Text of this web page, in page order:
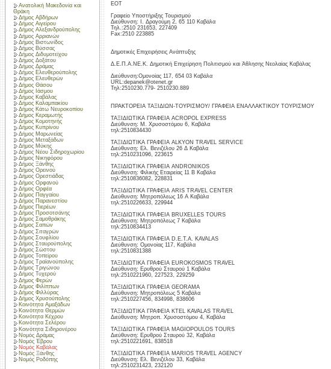
Ανατολική Μακεδονία και
Θράκη
Δήμος Αβδήρων
Δήμος Αιγείρου
Δήμος Αλεξανδρούπολης
Δήμος Αρριανών
Δήμος Βιστωνίδος
Δήμος Βύσσας
Δήμος Διδυμοτείχου
Δήμος Δοξάτου
Δήμος Δράμας
Δήμος Ελευθερούπολης
Δήμος Ελευθερών
Δήμος Θάσου
Δήμος Ιάσμου
Δήμος Καβάλας
Δήμος Καλαμπακίου
Δήμος Κάτω Νευροκοπίου
Δήμος Κεραμωτής
Δήμος Κομοτηνής
Δήμος Κυπρίνου
Δήμος Μαρωνείας
Δήμος Μεταξάδων
Δήμος Μύκης
Δήμος Νέου Σιδηροχωρίου
Δήμος Νικηφόρου
Δήμος Ξάνθης
Δήμος Ορεινού
Δήμος Ορεστιάδας
Δήμος Ορφανού
Δήμος Ορφέα
Δήμος Παγγαίου
Δήμος Παρανεστίου
Δήμος Πιερέων
Δήμος Προσοτσάνης
Δήμος Σαμοθράκης
Δήμος Σαπών
Δήμος Σιταγρών
Δήμος Σουφλίου
Δήμος Σταυρούπολης
Δήμος Σώστου
Δήμος Τοπείρου
Δήμος Τραϊανούπολης
Δήμος Τριγώνου
Δήμος Τυχερού
Δήμος Φερών
Δήμος Φιλίππων
Δήμος Φιλλύρας
Δήμος Χρυσούπολης
Κοινότητα Αμαξάδων
Κοινότητα Θερμών
Κοινότητα Κέχρου
Κοινότητα Σελέρου
Κοινότητα Σιδηρονέρου
Νομός Δράμας
Νομός Έβρου
Νομός Καβάλας
Νομός Ξάνθης
Νομός Ροδόπης
ΕΟΤ
Γραφείο Υποστήριξης Τουρισμού
Διεύθυνση: Ι. Δραγούμη 2, 65 110 Καβάλα
Τηλ.:2510 231653, 227409
Fax:2510 223885
Δημοτικές Επιχειρήσεις Ανάπτυξης
Δ.Ε.Π.Α.ΝΕ.Κ. Δημοτική Επιχείρηση Πολιτισμού και Άθλησης Νεολαίας Καβάλας
Διεύθυνση:Ομονοίας 117, 654 03 Καβάλα
URL:depanek@otenet.gr
Τηλ:2510230.779- 2510230.889
ΠΡΑΚΤΟΡΕΙΑ ΤΑΞΙΔΙΩΝ-ΤΟΥΡΙΣΜΟΥ/ ΓΡΑΦΕΙΑ ΕΝΑΛΛΑΚΤΙΚΟΥ ΤΟΥΡΙΣΜΟΥ
ΤΑΞΙΔΙΩΤΙΚΑ ΓΡΑΦΕΙΑ ACROPOL EXPRESS
Διεύθυνση: Μ. Χρυσοστόμου 6, Καβάλα
τηλ:2510834430
ΤΑΞΙΔΙΩΤΙΚΑ ΓΡΑΦΕΙΑ ALKYON TRAVEL SERVICE
Διεύθυνση: Ελ. Βενιζέλου 26 Δ Καβάλα
τηλ:2510231096, 223615
ΤΑΞΙΔΙΩΤΙΚΑ ΓΡΑΦΕΙΑ ANDRONIKOS
Διεύθυνση: Φιλικής Εταιρείας 11 Β Καβάλα
τηλ:2510836082, 228831
ΤΑΞΙΔΙΩΤΙΚΑ ΓΡΑΦΕΙΑ ARIS TRAVEL CENTER
Διεύθυνση: Μητροπόλεως 16 A Καβάλα
τηλ:2510226633, 229944
ΤΑΞΙΔΙΩΤΙΚΑ ΓΡΑΦΕΙΑ BRUXELLES TOURS
Διεύθυνση: Μητροπόλεως 7 Καβάλα
τηλ:2510834413
ΤΑΞΙΔΙΩΤΙΚΑ ΓΡΑΦΕΙΑ D.E.T.A. KAVALAS
Διεύθυνση: Ομονοίας 117, Καβάλα
τηλ:2510831388
ΤΑΞΙΔΙΩΤΙΚΑ ΓΡΑΦΕΙΑ EUROKOSMOS TRAVEL
Διεύθυνση: Ερυθρού Σταυρού 1 Καβάλα
τηλ:2510221960, 227523, 229259
ΤΑΞΙΔΙΩΤΙΚΑ ΓΡΑΦΕΙΑ GEORAMA
Διεύθυνση: Μητροπόλεως 5 Καβάλα
τηλ:2510227456, 834998, 838606
ΤΑΞΙΔΙΩΤΙΚΑ ΓΡΑΦΕΙΑ KTEL KAVALAS TRAVEL
Διεύθυνση: Μητροπ. Χρυσοστόμου 4, Καβάλα
ΤΑΞΙΔΙΩΤΙΚΑ ΓΡΑΦΕΙΑ MAGIOPOULOS TOURS
Διεύθυνση: Ερυθρού Σταυρού 32, Καβάλα
τηλ:2510221691, 838518
ΤΑΞΙΔΙΩΤΙΚΑ ΓΡΑΦΕΙΑ MARIOS TRAVEL AGENCY
Διεύθυνση: Ελ. Βενιζέλου 33, Καβάλα
τηλ:2510231423, 232120